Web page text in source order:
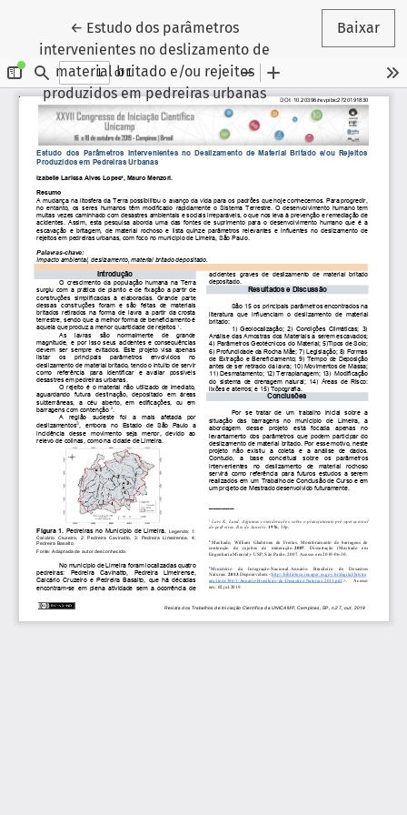
← Voltar aos Detalhes do Artigo
Estudo dos parâmetros
intervenientes no deslizamento de
material britado e/ou rejeitos
produzidos em pedreiras urbanas
Baixar